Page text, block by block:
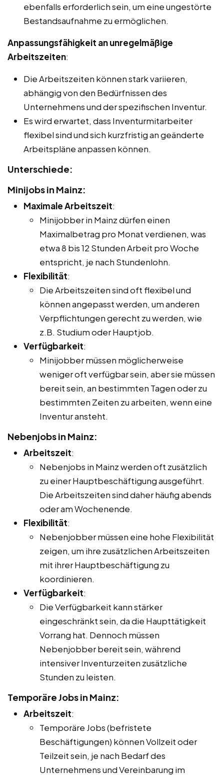
ebenfalls erforderlich sein, um eine ungestörte
Bestandsaufnahme zu ermöglichen.
Anpassungsfähigkeit an unregelmäßige
Arbeitszeiten:
Die Arbeitszeiten können stark variieren,
abhängig von den Bedürfnissen des
Unternehmens und der spezifischen Inventur.
Es wird erwartet, dass Inventurmitarbeiter
flexibel sind und sich kurzfristig an geänderte
Arbeitspläne anpassen können.
Unterschiede:
Minijobs in Mainz:
Maximale Arbeitszeit:
Minijobber in Mainz dürfen einen
Maximalbetrag pro Monat verdienen, was
etwa 8 bis 12 Stunden Arbeit pro Woche
entspricht, je nach Stundenlohn.
Flexibilität:
Die Arbeitszeiten sind oft flexibel und
können angepasst werden, um anderen
Verpflichtungen gerecht zu werden, wie
z.B. Studium oder Hauptjob.
Verfügbarkeit:
Minijobber müssen möglicherweise
weniger oft verfügbar sein, aber sie müssen
bereit sein, an bestimmten Tagen oder zu
bestimmten Zeiten zu arbeiten, wenn eine
Inventur ansteht.
Nebenjobs in Mainz:
Arbeitszeit:
Nebenjobs in Mainz werden oft zusätzlich
zu einer Hauptbeschäftigung ausgeführt.
Die Arbeitszeiten sind daher häufig abends
oder am Wochenende.
Flexibilität:
Nebenjobber müssen eine hohe Flexibilität
zeigen, um ihre zusätzlichen Arbeitszeiten
mit ihrer Hauptbeschäftigung zu
koordinieren.
Verfügbarkeit:
Die Verfügbarkeit kann stärker
eingeschränkt sein, da die Haupttätigkeit
Vorrang hat. Dennoch müssen
Nebenjobber bereit sein, während
intensiver Inventurzeiten zusätzliche
Stunden zu leisten.
Temporäre Jobs in Mainz:
Arbeitszeit:
Temporäre Jobs (befristete
Beschäftigungen) können Vollzeit oder
Teilzeit sein, je nach Bedarf des
Unternehmens und Vereinbarung im